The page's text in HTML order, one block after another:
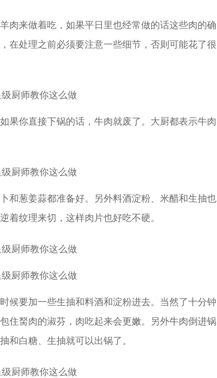
肉来做着吃，如果平日里也经常做的话这些肉的确
在处理之前必须要注意一些细节，否则可能花了很
果你直接下锅的话，牛肉就废了。大厨都表示牛肉
和葱姜蒜都准备好。另外料酒淀粉、米醋和生抽也
着纹理来切，这样肉片也好吃不硬。
候要加一些生抽和料酒和淀粉进去。当然了十分钟
住胬肉的淑芬，肉吃起来会更嫩。另外牛肉倒进锅
和白糖、生抽就可以出锅了。